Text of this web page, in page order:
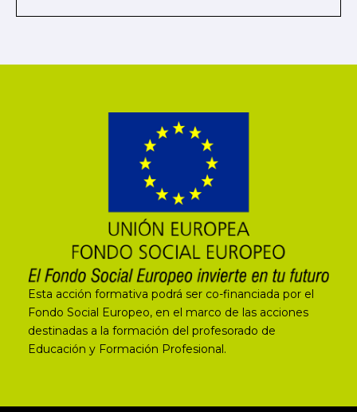
Esta acción formativa podrá ser co-financiada por el
Fondo Social Europeo, en el marco de las acciones
destinadas a la formación del profesorado de
Educación y Formación Profesional.